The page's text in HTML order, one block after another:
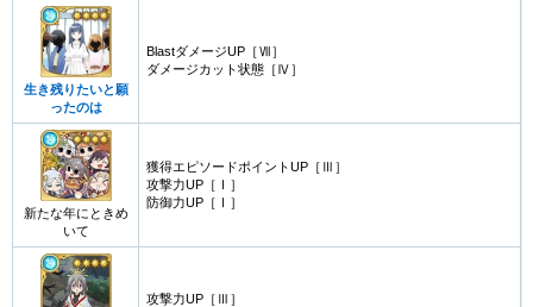
生き残りたいと願
ったのは
BlastダメージUP［Ⅶ］
ダメージカット状態［Ⅳ］
新たな年にときめ
いて
獲得エピソードポイントUP［Ⅲ］
攻撃力UP［Ⅰ］
防御力UP［Ⅰ］
攻撃力UP［Ⅲ］